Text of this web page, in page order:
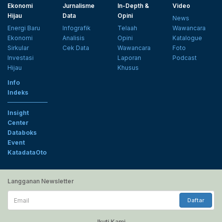
Ekonomi
Hijau
Energi Baru
Ekonomi
Sirkular
Investasi
Hijau
Jurnalisme
Data
Infografik
Analisis
Cek Data
In-Depth &
Opini
Telaah
Opini
Wawancara
Laporan
Khusus
Video
News
Wawancara
Katalogue
Foto
Podcast
Info
Indeks
Insight
Center
Databoks
Event
KatadataOto
Langganan Newsletter
Email
Daftar